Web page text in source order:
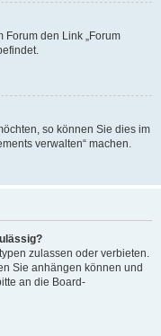
den Link „Forum
so können Sie dies im
verwalten“ machen.
zulassen oder verbieten.
Sie anhängen können und
an die Board-